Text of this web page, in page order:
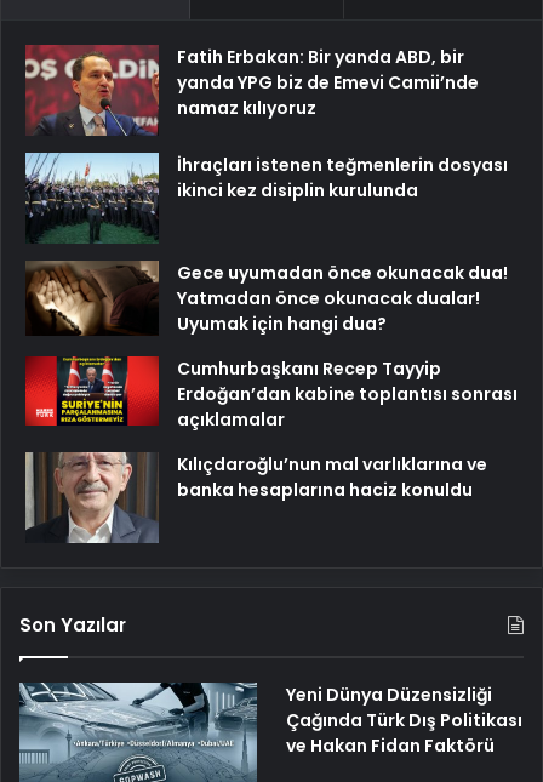
Fatih Erbakan: Bir yanda ABD, bir
yanda YPG biz de Emevi Camii’nde
namaz kılıyoruz
İhraçları istenen teğmenlerin dosyası
ikinci kez disiplin kurulunda
Gece uyumadan önce okunacak dua!
Yatmadan önce okunacak dualar!
Uyumak için hangi dua?
Cumhurbaşkanı Recep Tayyip
Erdoğan’dan kabine toplantısı sonrası
açıklamalar
Kılıçdaroğlu’nun mal varlıklarına ve
banka hesaplarına haciz konuldu
Son Yazılar
Yeni Dünya Düzensizliği
Çağında Türk Dış Politikası
ve Hakan Fidan Faktörü